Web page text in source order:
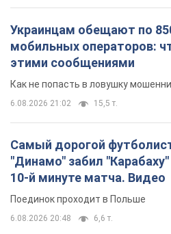
Украинцам обещают по
мобильных операторов:
этими сообщениями
Как не попасть в ловушку
6.08.2026 21:02 15,5 т.
Самый дорогой
"Динамо" забил
10-й минуте матча. Видео
Поединок проходит в Польше
6.08.2026 20:48 6,6 т.